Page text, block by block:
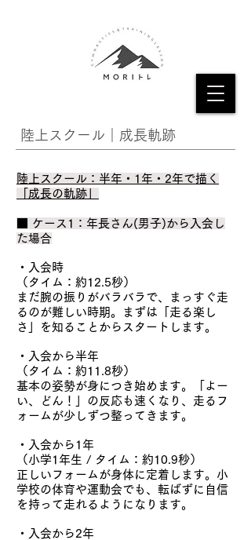
​陸上スクール｜成長軌跡
陸上スクール：半年・1年・2年で描く
「成長の軌跡」
■ ケース1：年長さん(男子)から入会し
た場合
・入会時
（タイム：約12.5秒）
まだ腕の振りがバラバラで、まっすぐ走
るのが難しい時期。まずは「走る楽し
さ」を知ることからスタートします。
・入会から半年
（タイム：約11.8秒）
基本の姿勢が身につき始めます。「よー
い、どん！」の反応も速くなり、走るフ
ォームが少しずつ整ってきます。
・入会から1年
（小学1年生 / タイム：約10.9秒）
正しいフォームが身体に定着します。小
学校の体育や運動会でも、転ばずに自信
を持って走れるようになります。
・入会から2年